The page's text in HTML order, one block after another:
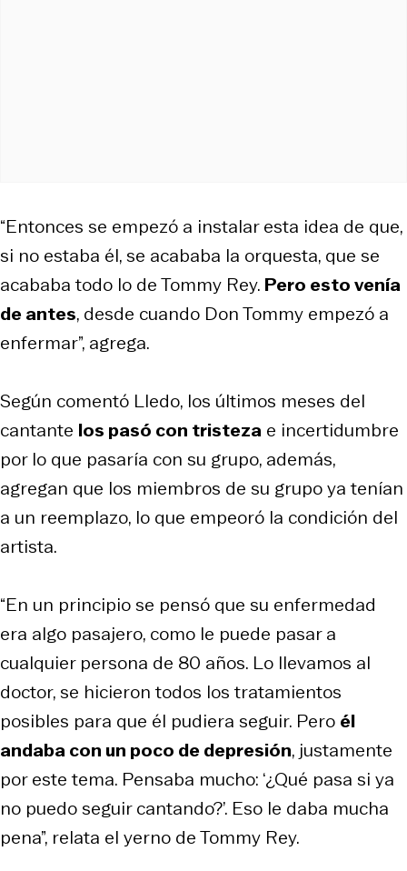
“Entonces se empezó a instalar esta idea de que,
si no estaba él, se acababa la orquesta, que se
acababa todo lo de Tommy Rey. Pero esto venía
de antes, desde cuando Don Tommy empezó a
enfermar”, agrega.
Según comentó Lledo, los últimos meses del
cantante los pasó con tristeza e incertidumbre
por lo que pasaría con su grupo, además,
agregan que los miembros de su grupo ya tenían
a un reemplazo, lo que empeoró la condición del
artista.
“En un principio se pensó que su enfermedad
era algo pasajero, como le puede pasar a
cualquier persona de 80 años. Lo llevamos al
doctor, se hicieron todos los tratamientos
posibles para que él pudiera seguir. Pero él
andaba con un poco de depresión, justamente
por este tema. Pensaba mucho: ‘¿Qué pasa si ya
no puedo seguir cantando?’. Eso le daba mucha
pena”, relata el yerno de Tommy Rey.